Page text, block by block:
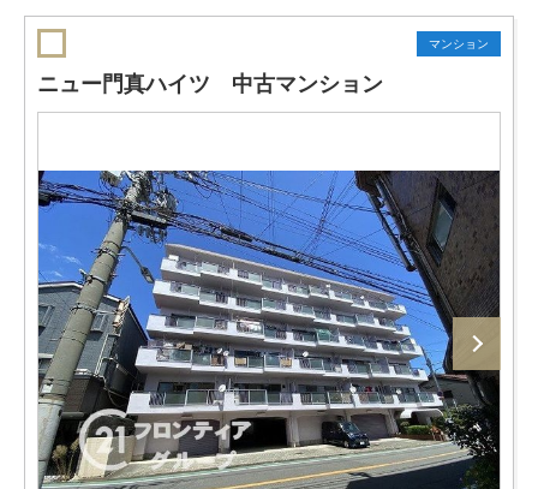
マンション
ニュー門真ハイツ 中古マンション